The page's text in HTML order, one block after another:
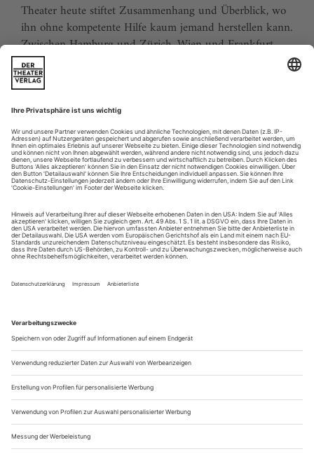
Theater heute stiftet Zusammenhang und Überblick, wo
ihn ohne kompetente Hilfe kaum jemand herstellen kann.
Zwischen Hamburg und Zürich, Wien und Frankfurt,
Jena und Aachen gibt es wie nirgends auf der Welt eine
dichte, vielfältige und produktive Theaterszene. Mit
Theater heute sind Sie jederzeit über die wichtigsten
Ereignisse informiert. Theater heute erscheint 12-mal im
Jahr mit einem Doppelheft im Juli und dem Jahrbuch im
August.
Sie erhalten Zugang zum Online-Archiv von Theater
heute und können sowohl das aktuelle ePaper als auch
das ePaper-Archiv über Ihren Account auf www.der-
theaterverlag.de einsehen. Zugang zur App auf Anfrage.
Das Abonnement hat eine Laufzeit von einem Monat und
verlängert sich jeweils um einen weiteren Monat, sofern
es nicht vom Kunden auf der Seite „Mein Konto/Meine
Bestellungen“ auf www.der-theaterverlag.de gekündigt
in Kraft.
Aus steuerlichen Gründen abweichende Preise für Käufe
außerhalb Deutschlands (Endpreis vor Auslösen der Bestellung
ersichtlich)